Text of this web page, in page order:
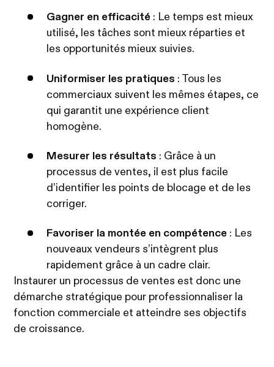
Gagner en efficacité : Le temps est mieux
utilisé, les tâches sont mieux réparties et
les opportunités mieux suivies.
Uniformiser les pratiques : Tous les
commerciaux suivent les mêmes étapes, ce
qui garantit une expérience client
homogène.
Mesurer les résultats : Grâce à un
processus de ventes, il est plus facile
d’identifier les points de blocage et de les
corriger.
Favoriser la montée en compétence : Les
nouveaux vendeurs s’intègrent plus
rapidement grâce à un cadre clair.
Instaurer un processus de ventes est donc une
démarche stratégique pour professionnaliser la
fonction commerciale et atteindre ses objectifs
de croissance.